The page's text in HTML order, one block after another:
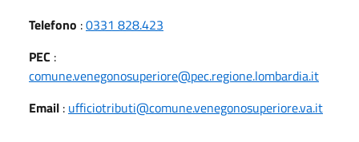
Telefono :0331 828.423
PEC :
comune.venegonosuperiore@pec.regione.lombardia.it
Email : ufficiotributi@comune.venegonosuperiore.va.it